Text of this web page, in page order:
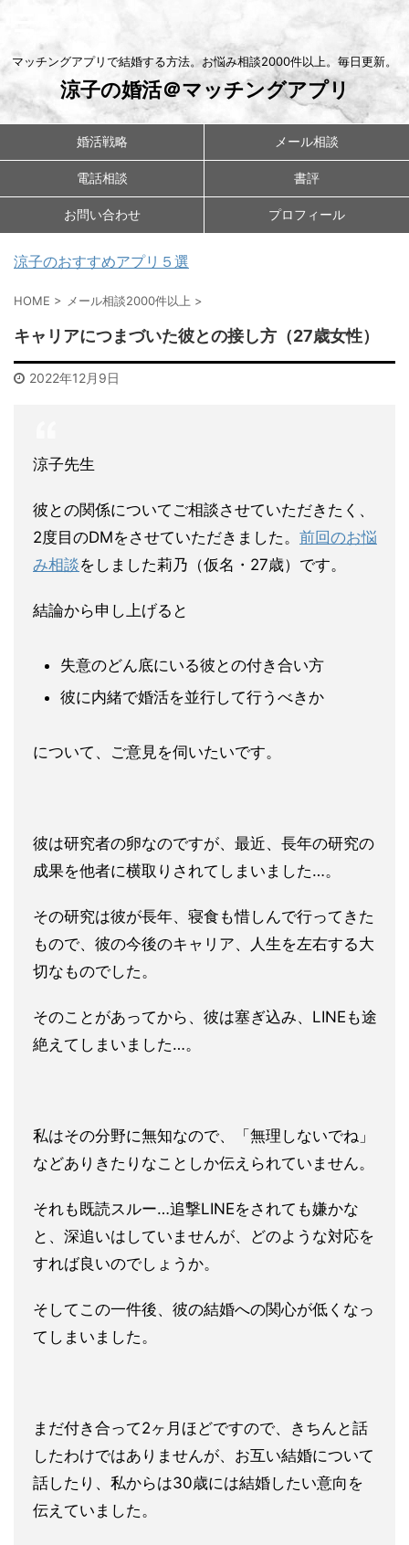
マッチングアプリで結婚する方法。お悩み相談2000件以上。毎日更新。
涼子の婚活＠マッチングアプリ
婚活戦略 メール相談
電話相談 書評
お問い合わせ プロフィール
涼子のおすすめアプリ５選
HOME > メール相談2000件以上 >
キャリアにつまづいた彼との接し方（27歳女性）
2022年12月9日
涼子先生
彼との関係についてご相談させていただきたく、
2度目のDMをさせていただきました。 前回のお悩
み相談をしました莉乃（仮名・27歳）です。
結論から申し上げると
失意のどん底にいる彼との付き合い方
彼に内緒で婚活を並行して行うべきか
について、ご意見を伺いたいです。
彼は研究者の卵なのですが、最近、長年の研究の
成果を他者に横取りされてしまいました…。
その研究は彼が長年、寝食も惜しんで行ってきた
もので、彼の今後のキャリア、人生を左右する大
切なものでした。
そのことがあってから、彼は塞ぎ込み、LINEも途
絶えてしまいました…。
私はその分野に無知なので、「無理しないでね」
などありきたりなことしか伝えられていません。
それも既読スルー…追撃LINEをされても嫌かな
と、深追いはしていませんが、どのような対応を
すれば良いのでしょうか。
そしてこの一件後、彼の結婚への関心が低くなっ
てしまいました。
まだ付き合って2ヶ月ほどですので、きちんと話
したわけではありませんが、お互い結婚について
話したり、私からは30歳には結婚したい意向を
伝えていました。